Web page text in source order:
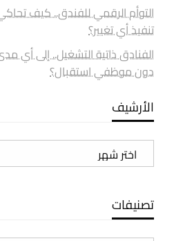
التوأم الرقمي للفندق.. كيف
تنفيذ أي تغيير؟
الفنادق ذاتية التشغيل.. إلى أي
دون موظفي استقبال؟
الأرشيف
الأرشيف
تصنيفات